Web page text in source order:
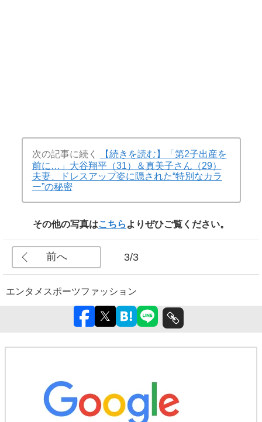
次の記事に続く
【続きを読む】「第2子出産を
前に…」大谷翔平（31）＆真美子さん（29）
夫妻、ドレスアップ姿に隠された“特別なカラ
ー”の秘密
その他の写真はこちら よりぜひご覧ください。
前へ 3/3
エンタメ スポーツファッション